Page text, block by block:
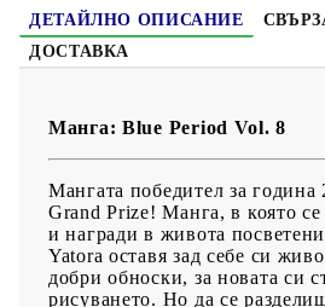
ДЕТАЙЛНО ОПИСАНИЕ
ДОСТАВКА
Манга: Blue Period Vol. 8
Мангата победител за година
Grand Prize! Манга, в която се
и награди в живота
Yatora оставя зад себе си
добри обноски, за новата си
рисуването. Но да се